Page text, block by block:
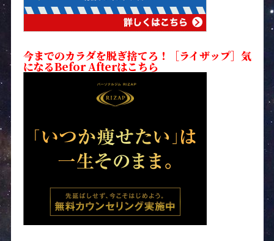
今までのカラダを脱ぎ捨てろ！［ライザップ］気
になるBefor Afterはこちら